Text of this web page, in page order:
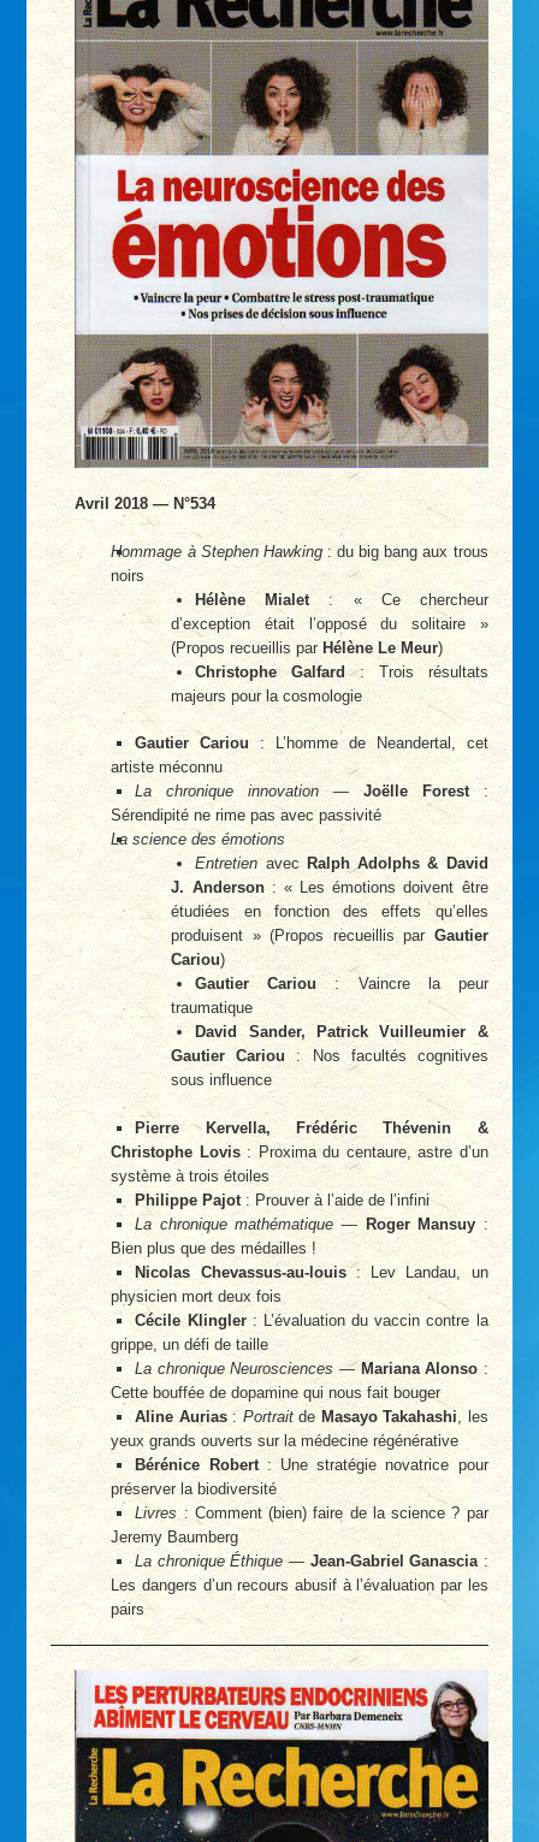
Avril 2018 — N°534
Hommage à Stephen Hawking: du big bang aux trous
noirs
Hélène Mialet: « Ce chercheur
d’exception était l’opposé du solitaire »
(Propos recueillis par Hélène Le Meur)
Christophe Galfard: Trois résultats
majeurs pour la cosmologie
Gautier Cariou : L’homme de Neandertal, cet
artiste méconnu
La chronique innovation — Joëlle Forest:
Sérendipité ne rime pas avec passivité
La science des émotions
Entretien avec Ralph Adolphs & David
J. Anderson: « Les émotions doivent être
étudiées en fonction des effets qu’elles
produisent » (Propos recueillis par Gautier
Cariou)
Gautier Cariou : Vaincre la peur
traumatique
David Sander, Patrick Vuilleumier &
Gautier Cariou: Nos facultés cognitives
sous influence
Pierre Kervella, Frédéric Thévenin &
Christophe Lovis: Proxima du centaure, astre d’un
système à trois étoiles
Philippe Pajot: Prouver à l’aide de l’infini
La chronique mathématique— Roger Mansuy:
Bien plus que des médailles !
Nicolas Chevassus-au-louis: Lev Landau, un
physicien mort deux fois
Cécile Klingler: L’évaluation du vaccin contre la
grippe, un défi de taille
La chronique Neurosciences— Mariana Alonso :
Cette bouffée de dopamine qui nous fait bouger
Aline Aurias:Portraitde Masayo Takahashi , les
yeux grands ouverts sur la médecine régénérative
Bérénice Robert: Une stratégie novatrice pour
préserver la biodiversité
Livres : Comment (bien) faire de la science ? par
Jeremy Baumberg
La chronique Éthique— Jean-Gabriel Ganascia :
Les dangers d’un recours abusif à l’évaluation par les
pairs